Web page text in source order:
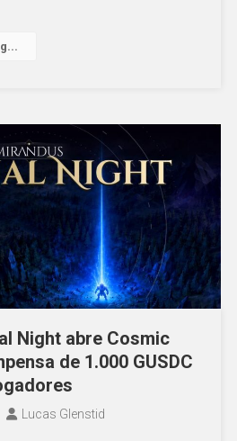
Night abre Cosmic
de 1.000 GUSDC
Lucas Glenstid